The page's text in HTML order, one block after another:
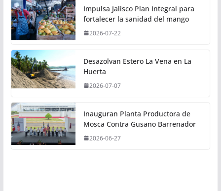
Impulsa Jalisco Plan Integral para
fortalecer la sanidad del mango
2026-07-22
Desazolvan Estero La Vena en La
Huerta
2026-07-07
Inauguran Planta Productora de
Mosca Contra Gusano Barrenador
2026-06-27